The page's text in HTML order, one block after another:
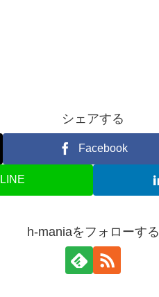
シェアする
Facebook
LINE
h-maniaをフォローする